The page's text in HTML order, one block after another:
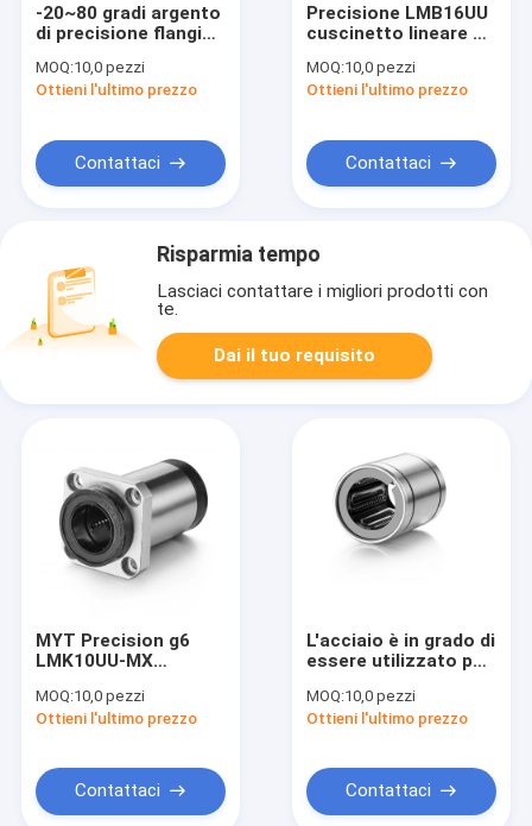
-20~80 gradi argento
di precisione flangia
MOQ:10,0 pezzi
Ottieni l'ultimo prezzo
Contattaci
Precisione LMB16UU
cuscinetto lineare 1
europee
MOQ:10,0 pezzi
Ottieni l'ultimo prezzo
Contattaci
Risparmia tempo
Lasciaci contattare i migliori prodotti con
te.
Dai il tuo requisito
MYT Precision g6
LMK10UU-MX
movimento lineare
privo di
MOQ:10,0 pezzi
Ottieni l'ultimo prezzo
Contattaci
L'acciaio è in grado di
essere utilizzato per
acciaio.
MOQ:10,0 pezzi
Ottieni l'ultimo prezzo
Contattaci